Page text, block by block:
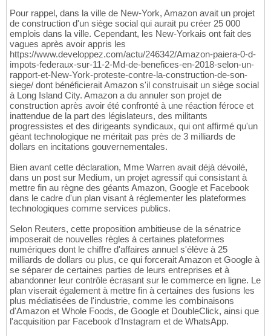
Pour rappel, dans la ville de New-York, Amazon avait un projet
de construction d'un siège social qui aurait pu créer 25 000
emplois dans la ville. Cependant, les New-Yorkais ont fait des
vagues après avoir appris les
https://www.developpez.com/actu/246342/Amazon-paiera-0-d-
impots-federaux-sur-11-2-Md-de-benefices-en-2018-selon-un-
rapport-et-New-York-proteste-contre-la-construction-de-son-
siege/ dont bénéficierait Amazon s'il construisait un siège social
à Long Island City. Amazon a du annuler son projet de
construction après avoir été confronté à une réaction féroce et
inattendue de la part des législateurs, des militants
progressistes et des dirigeants syndicaux, qui ont affirmé qu'un
géant technologique ne méritait pas près de 3 milliards de
dollars en incitations gouvernementales.
Bien avant cette déclaration, Mme Warren avait déjà dévoilé,
dans un post sur Medium, un projet agressif qui consistant à
mettre fin au règne des géants Amazon, Google et Facebook
dans le cadre d'un plan visant à réglementer les plateformes
technologiques comme services publics.
Selon Reuters, cette proposition ambitieuse de la sénatrice
imposerait de nouvelles règles à certaines plateformes
numériques dont le chiffre d'affaires annuel s'élève à 25
milliards de dollars ou plus, ce qui forcerait Amazon et Google à
se séparer de certaines parties de leurs entreprises et à
abandonner leur contrôle écrasant sur le commerce en ligne. Le
plan viserait également à mettre fin à certaines des fusions les
plus médiatisées de l'industrie, comme les combinaisons
d'Amazon et Whole Foods, de Google et DoubleClick, ainsi que
l'acquisition par Facebook d'Instagram et de WhatsApp.